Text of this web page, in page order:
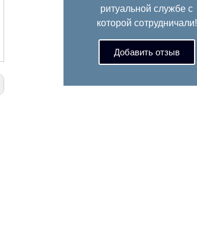
ритуальной службе с
которой сотрудничали!
Добавить отзыв